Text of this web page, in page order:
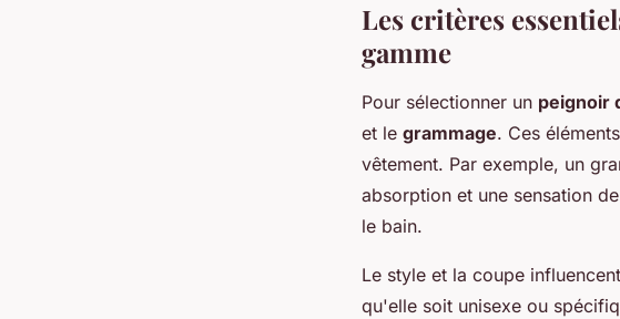
Les critères
gamme
Pour sélectionner un peignoir
et le grammage. Ces
vêtement. Par exemple, un
absorption et une sensation
le bain.
Le style et la coupe
qu'elle soit unisexe ou